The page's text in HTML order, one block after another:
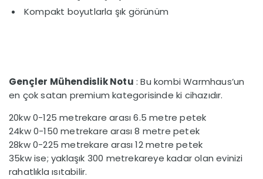
Kompakt boyutlarla şık görünüm
Gençler Mühendislik Notu : Bu kombi Warmhaus’un
en çok satan premium kategorisinde ki cihazıdır.
20kw 0-125 metrekare arası 6.5 metre petek
24kw 0-150 metrekare arası 8 metre petek
28kw 0-225 metrekare arası 12 metre petek
35kw ise; yaklaşık 300 metrekareye kadar olan evinizi
rahatlıkla ısıtabilir.